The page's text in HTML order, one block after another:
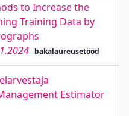
to Increase the
Training Data by
bakalaureusetööd
Estimator